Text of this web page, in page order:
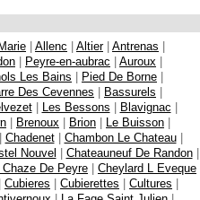
| Allenc | Altier| Antrenas |
| Peyre-en-aubrac | Auroux |
Les Bains | Pied De Borne |
Des Cevennes | Bassurels |
| Les Bessons | Blavignac |
| Brenoux | Brion | Le Buisson |
| Chadenet| Chambon Le Chateau|
Nouvel | Chateauneuf De Randon|
Chaze De Peyre | Cheylard L Eveque
| Cubieres | Cubierettes | Cultures |